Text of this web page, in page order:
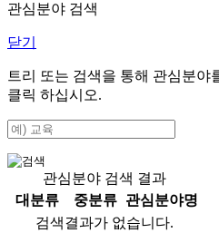
관심분야 검색
닫기
트리 또는 검색을 통해 관심분야
클릭 하십시오.
관심분야 검색 결과
대분류
중분류
관심분야명
검색결과가 없습니다.